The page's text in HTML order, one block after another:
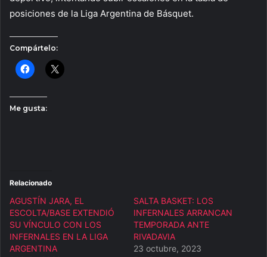
posiciones de la Liga Argentina de Básquet.
Compártelo:
Me gusta:
Relacionado
AGUSTÍN JARA, EL
ESCOLTA/BASE EXTENDIÓ
SU VÍNCULO CON LOS
INFERNALES EN LA LIGA
ARGENTINA
SALTA BASKET: LOS
INFERNALES ARRANCAN
TEMPORADA ANTE
RIVADAVIA
23 octubre, 2023